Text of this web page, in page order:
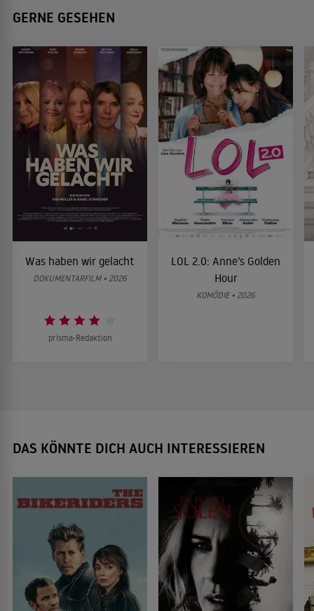
GERNE GESEHEN
Was haben wir gelacht
DOKUMENTARFILM • 2026
prisma-Redaktion
LOL 2.0: Anne’s Golden
Hour
KOMÖDIE • 2026
DAS KÖNNTE DICH AUCH INTERESSIEREN